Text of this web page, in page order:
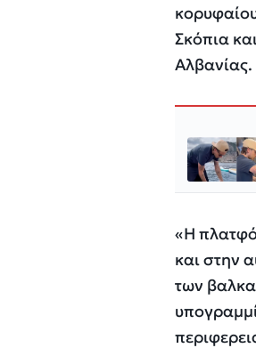
Σκόπια
Αλβανίας.
«Η
και στην
των